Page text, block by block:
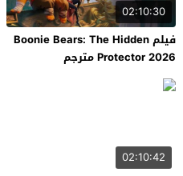
02:10:30
فيلم Boonie Bears: The Hidden
Protector 2026 مترجم
02:10:42